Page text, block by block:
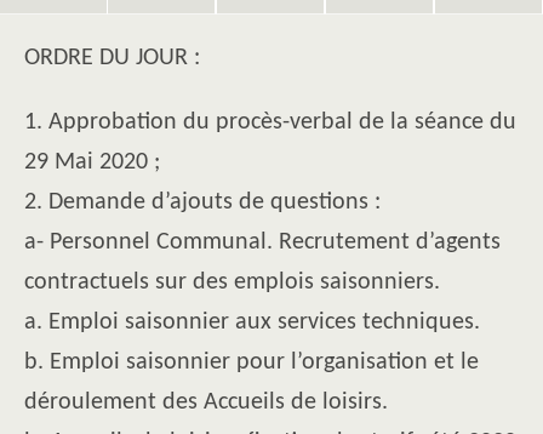
ORDRE DU JOUR :
1. Approbation du procès-verbal de la séance du
29 Mai 2020 ;
2. Demande d’ajouts de questions :
a- Personnel Communal. Recrutement d’agents
contractuels sur des emplois saisonniers.
a. Emploi saisonnier aux services techniques.
b. Emploi saisonnier pour l’organisation et le
déroulement des Accueils de loisirs.